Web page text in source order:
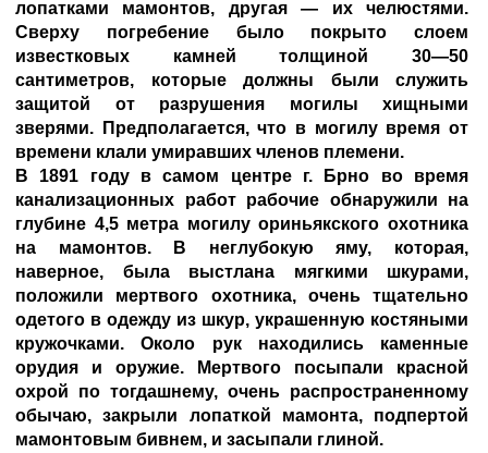
лопатками мамонтов, другая — их челюстями.
Сверху погребение было покрыто слоем
известковых камней толщиной 30—50
сантиметров, которые должны были служить
защитой от разрушения могилы хищными
зверями. Предполагается, что в могилу время от
времени клали умиравших членов племени.
В 1891 году в самом центре г. Брно во время
канализационных работ рабочие обнаружили на
глубине 4,5 метра могилу ориньякского охотника
на мамонтов. В неглубокую яму, которая,
наверное, была выстлана мягкими шкурами,
положили мертвого охотника, очень тщательно
одетого в одежду из шкур, украшенную костяными
кружочками. Около рук находились каменные
орудия и оружие. Мертвого посыпали красной
охрой по тогдашнему, очень распространенному
обычаю, закрыли лопаткой мамонта, подпертой
мамонтовым бивнем, и засыпали глиной.